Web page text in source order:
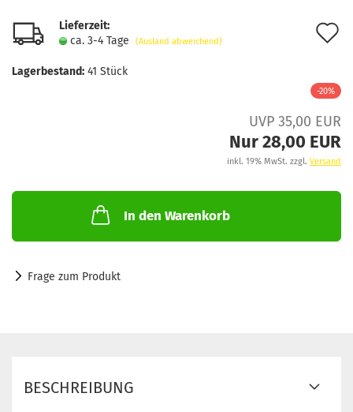
Lieferzeit:
ca. 3-4 Tage
(Ausland abweichend)
Lagerbestand: 41 Stück
-20%
UVP 35,00 EUR
Nur 28,00 EUR
inkl. 19% MwSt. zzgl. Versand
In den Warenkorb
Frage zum Produkt
BESCHREIBUNG